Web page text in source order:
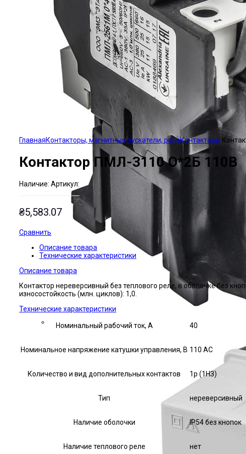
ГлавнаяКонтакторы, магнитные пускатели, релеКонтакторы
Контактор ПМЛ-3110 О*2Б 110В
Наличие: Артикул:
₴5,583.07
Сравнить
Описание товара
Технические характеристики
Описание товара
Контактор нереверсивный без теплового реле, в оболочке без
износостойкость (млн. циклов): 1,0.
Технические характеристики
Номинальный рабочий ток, А 40
Номинальное напряжение катушки управления, В 110 AC
Количество и вид дополнительных контактов 1р (1НЗ)
Тип нереверсивный
Наличие оболочки IP54 без кнопок
Наличие теплового реле нет